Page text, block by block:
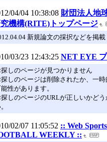
04/04 10:38:08 財団法人地
機構(RITE)トップページ
新規論文の採択などを掲載
03/23 12:43:25 NET EYE
探しのページが見つかりません
探しのページは削除されたか、一
性があります。
探しのページのURLが正しいかど
02/07 11:05:52 :: Web
WEEKLY ::